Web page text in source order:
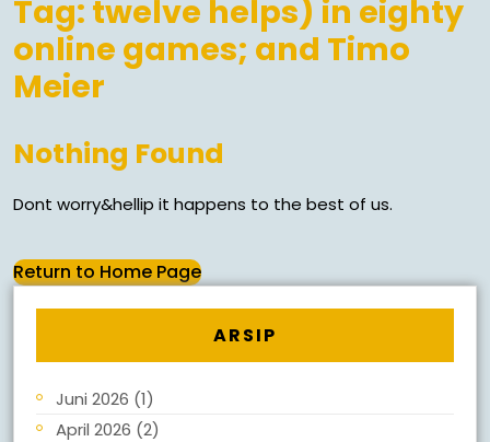
Tag: twelve helps) in eighty
online games; and Timo
Meier
Nothing Found
Dont worry&hellip it happens to the best of us.
Return to Home Page
ARSIP
Juni 2026 (1)
April 2026 (2)